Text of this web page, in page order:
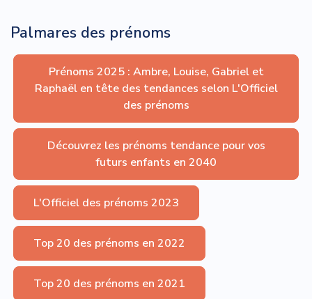
Palmares des prénoms
Prénoms 2025 : Ambre, Louise, Gabriel et
Raphaël en tête des tendances selon L'Officiel
des prénoms
Découvrez les prénoms tendance pour vos
futurs enfants en 2040
L'Officiel des prénoms 2023
Top 20 des prénoms en 2022
Top 20 des prénoms en 2021